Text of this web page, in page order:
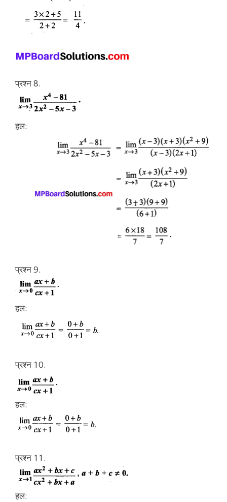
प्रश्न 8.
हल:
प्रश्न 9.
हल:
प्रश्न 10.
हल:
प्रश्न 11.
हल: